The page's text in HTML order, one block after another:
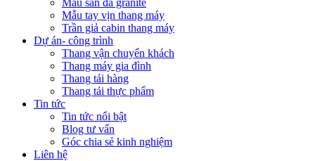
Mẫu sàn đá granite
Mẫu tay vịn thang máy
Trần giả cabin thang máy
Dự án- công trình
Thang vận chuyển khách
Thang máy gia đình
Thang tải hàng
Thang tải thực phẩm
Tin tức
Tin tức nổi bật
Blog tư vấn
Góc chia sẻ kinh nghiệm
Liên hệ